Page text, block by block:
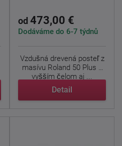
od 473,00 €
Dodáváme do 6-7 týdnů
Vzdušná drevená posteľ z
masívu Roland 50 Plus s
vyšším čelom aj ...
Detail